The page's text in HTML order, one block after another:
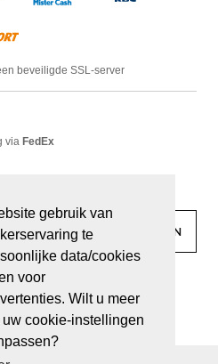
gebruik van
te
data/cookies
voor
Wilt u meer
cookie-instellingen
beveiligde SSL-server
via FedEx
linkedin